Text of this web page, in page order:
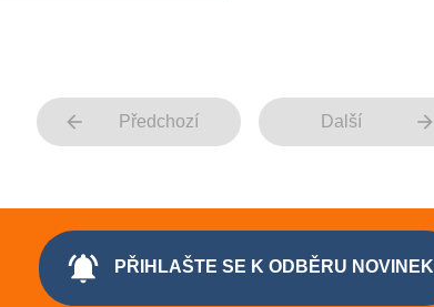
arrow_back Předchozí Další arrow_forward
notifications_active PŘIHLAŠTE SE K ODBĚRU NOVINEK